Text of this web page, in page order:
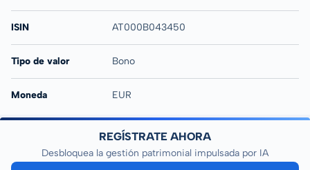
ISIN AT000B043450
Tipo de valor Bono
Moneda EUR
REGÍSTRATE AHORA
Desbloquea la gestión patrimonial impulsada por IA